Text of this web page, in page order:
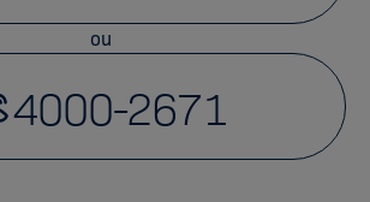
ou
4000-2671